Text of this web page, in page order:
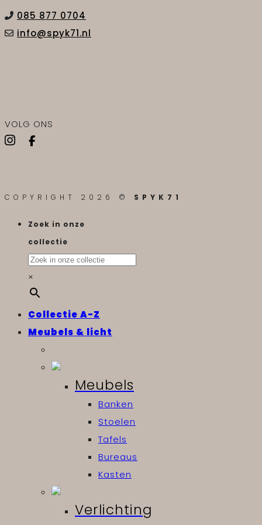
085 877 0704
info@spyk71.nl
VOLG ONS
COPYRIGHT 2026 © SPYK71
Zoek in onze
collectie
×
Collectie A-Z
Meubels & licht
Meubels
Banken
Stoelen
Tafels
Bureaus
Kasten
Verlichting